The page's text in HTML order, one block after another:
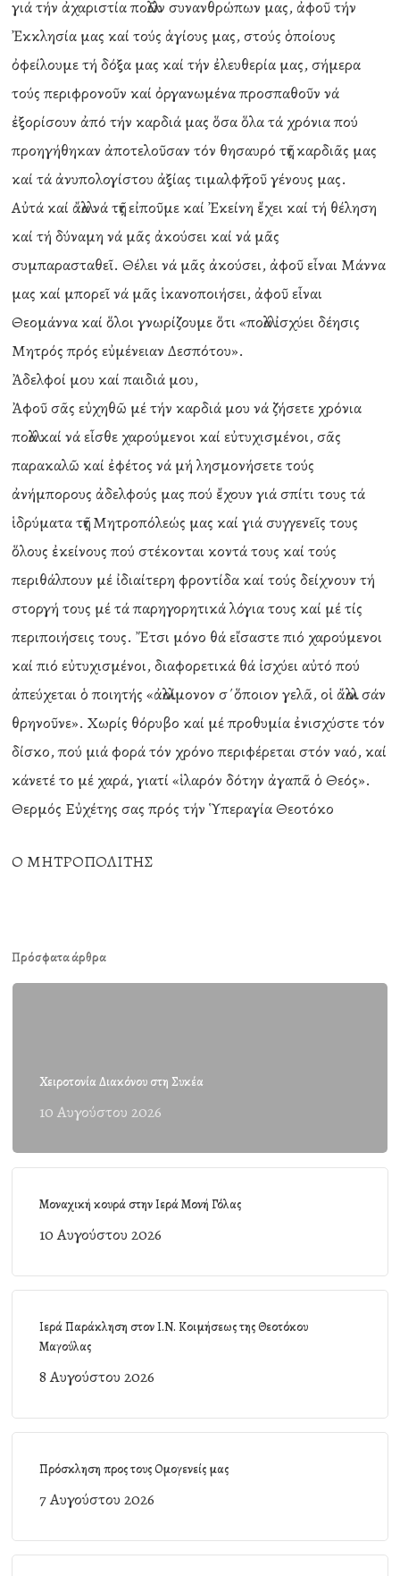
γιά τήν ἀχαριστία πολλῶν συνανθρώπων μας, ἀφοῦ τήν
Ἐκκλησία μας καί τούς ἁγίους μας, στούς ὁποίους
ὀφείλουμε τή δόξα μας καί τήν ἐλευθερία μας, σήμερα
τούς περιφρονοῦν καί ὀργανωμένα προσπαθοῦν νά
ἐξορίσουν ἀπό τήν καρδιά μας ὅσα ὅλα τά χρόνια πού
προηγήθηκαν ἀποτελοῦσαν τόν θησαυρό τῆς καρδιᾶς μας
καί τά ἀνυπολογίστου ἀξίας τιμαλφῆ τοῦ γένους μας.
Αὐτά καί ἄλλα νά τῆς εἰποῦμε καί Ἐκείνη ἔχει καί τή θέληση
καί τή δύναμη νά μᾶς ἀκούσει καί νά μᾶς
συμπαρασταθεῖ. Θέλει νά μᾶς ἀκούσει, ἀφοῦ εἶναι Μάννα
μας καί μπορεῖ νά μᾶς ἱκανοποιήσει, ἀφοῦ εἶναι
Θεομάννα καί ὅλοι γνωρίζουμε ὅτι «πολλά ἰσχύει δέησις
Μητρός πρός εὐμένειαν Δεσπότου».
Ἀδελφοί μου καί παιδιά μου,
Ἀφοῦ σᾶς εὐχηθῶ μέ τήν καρδιά μου νά ζήσετε χρόνια
πολλά καί νά εἶσθε χαρούμενοι καί εὐτυχισμένοι, σᾶς
παρακαλῶ καί ἐφέτος νά μή λησμονήσετε τούς
ἀνήμπορους ἀδελφούς μας πού ἔχουν γιά σπίτι τους τά
ἱδρύματα τῆς Μητροπόλεώς μας καί γιά συγγενεῖς τους
ὅλους ἐκείνους πού στέκονται κοντά τους καί τούς
περιθάλπουν μέ ἰδιαίτερη φροντίδα καί τούς δείχνουν τή
στοργή τους μέ τά παρηγορητικά λόγια τους καί μέ τίς
περιποιήσεις τους. Ἔτσι μόνο θά εἴσαστε πιό χαρούμενοι
καί πιό εὐτυχισμένοι, διαφορετικά θά ἰσχύει αὐτό πού
ἀπεύχεται ὁ ποιητής «ἀλλοίμονον σ΄ὅποιον γελᾶ, οἱ ἄλλοι σάν
θρηνοῦνε». Χωρίς θόρυβο καί μέ προθυμία ἐνισχύστε τόν
δίσκο, πού μιά φορά τόν χρόνο περιφέρεται στόν ναό, καί
κάνετέ το μέ χαρά, γιατί «ἱλαρόν δότην ἀγαπᾶ ὁ Θεός».
Θερμός Εὐχέτης σας πρός τήν Ὑπεραγία Θεοτόκο
Ο ΜΗΤΡΟΠΟΛΙΤΗΣ
Πρόσφατα άρθρα
Χειροτονία Διακόνου στη Συκέα
10 Αυγούστου 2026
Μοναχική κουρά στην Ιερά Μονή Γόλας
10 Αυγούστου 2026
Ιερά Παράκληση στον Ι.Ν. Κοιμήσεως της Θεοτόκου
Μαγούλας
8 Αυγούστου 2026
Πρόσκληση προς τους Ομογενείς μας
7 Αυγούστου 2026